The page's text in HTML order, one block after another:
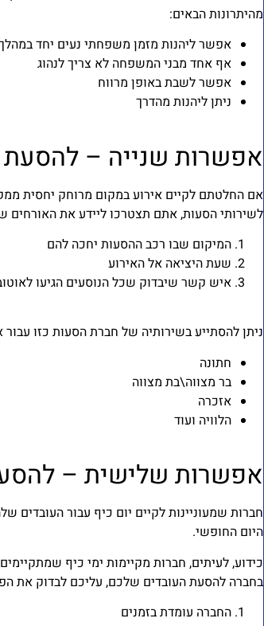
מהיתרונות הבאים:
אפשר ליהנות מזמן משפחתי נעים יחד
אף אחד מבני המשפחה לא צריך לנהוג
אפשר לשבת באופן מרווח
ניתן ליהנות מהדרך
אפשרות שנייה – להסעת
אם החלטתם לקיים אירוע במקום מרוחק יחסית
לשירותי הסעות, אתם תצטרכו ליידע את האורחים
המיקום שבו רכב ההסעות יחכה להם
שעת היציאה אל האירוע
איש קשר שיבדוק שכל הנוסעים הגיעו
ניתן להסתייע בשירותיה של חברת הסעות כזו
חתונה
בר מצווה\בת מצווה
אזכרה
הלוויה ועוד
אפשרות שלישית –
חברות שמעוניינות לקיים יום כיף עבור
היום החופשי.
כידוע, לעיתים, חברות מקיימות ימי כיף
בחברה להסעת העובדים שלכם, עליכם לבדוק את
החברה עומדת בזמנים